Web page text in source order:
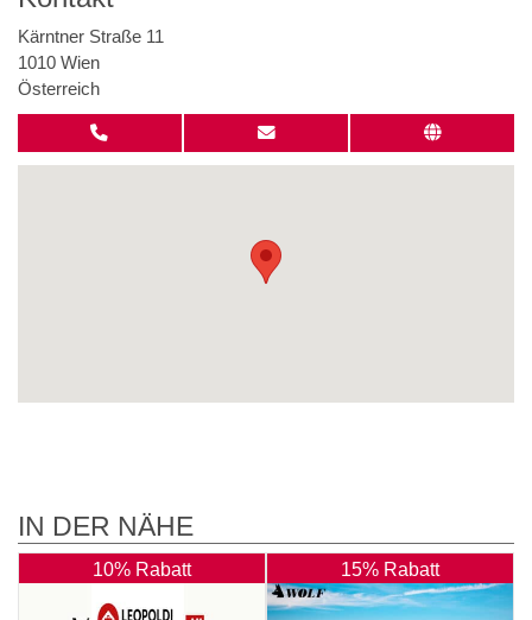
Kärntner Straße 11
1010 Wien
Österreich
IN DER NÄHE
10% Rabatt 15% Rabatt